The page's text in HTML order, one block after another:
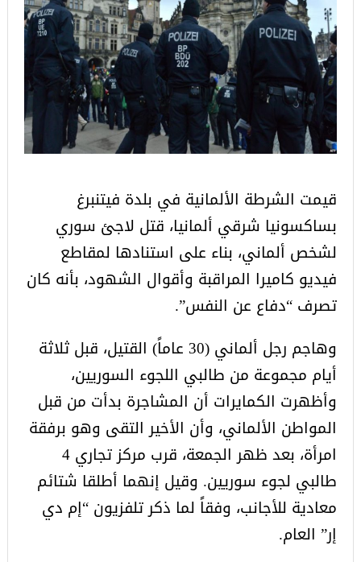
قيمت الشرطة الألمانية في بلدة فيتنبرغ
بساكسونيا شرقي ألمانيا، قتل لاجئ سوري
لشخص ألماني، بناء على استنادها لمقاطع
فيديو كاميرا المراقبة وأقوال الشهود، بأنه كان
تصرف “دفاع عن النفس”.
وهاجم رجل ألماني (30 عاماً) القتيل، قبل ثلاثة
أيام مجموعة من طالبي اللجوء السوريين،
وأظهرت الكمايرات أن المشاجرة بدأت من قبل
المواطن الألماني، وأن الأخير التقى وهو برفقة
امرأة، بعد ظهر الجمعة، قرب مركز تجاري 4
طالبي لجوء سوريين. وقيل إنهما أطلقا شتائم
معادية للأجانب، وفقاً لما ذكر تلفزيون “إم دي
إر” العام.